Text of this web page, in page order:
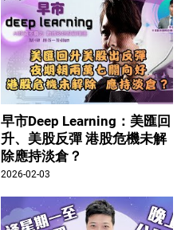
早市Deep Learning：美匯回
升、美股反彈 港股危機未解
除應持淡倉？
2026-02-03